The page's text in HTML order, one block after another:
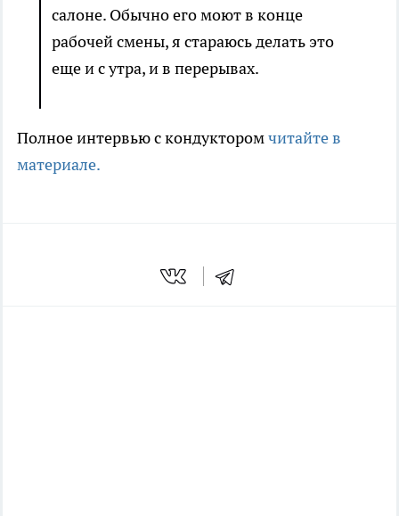
салоне. Обычно его моют в конце
рабочей смены, я стараюсь делать это
еще и с утра, и в перерывах.
Полное интервью с кондукторомчитайте в
материале.